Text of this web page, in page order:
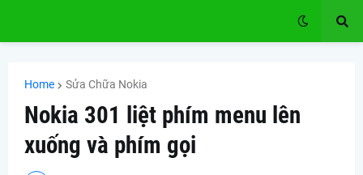
Home Sửa Chữa Nokia
Nokia 301 liệt phím menu lên
xuống và phím gọi